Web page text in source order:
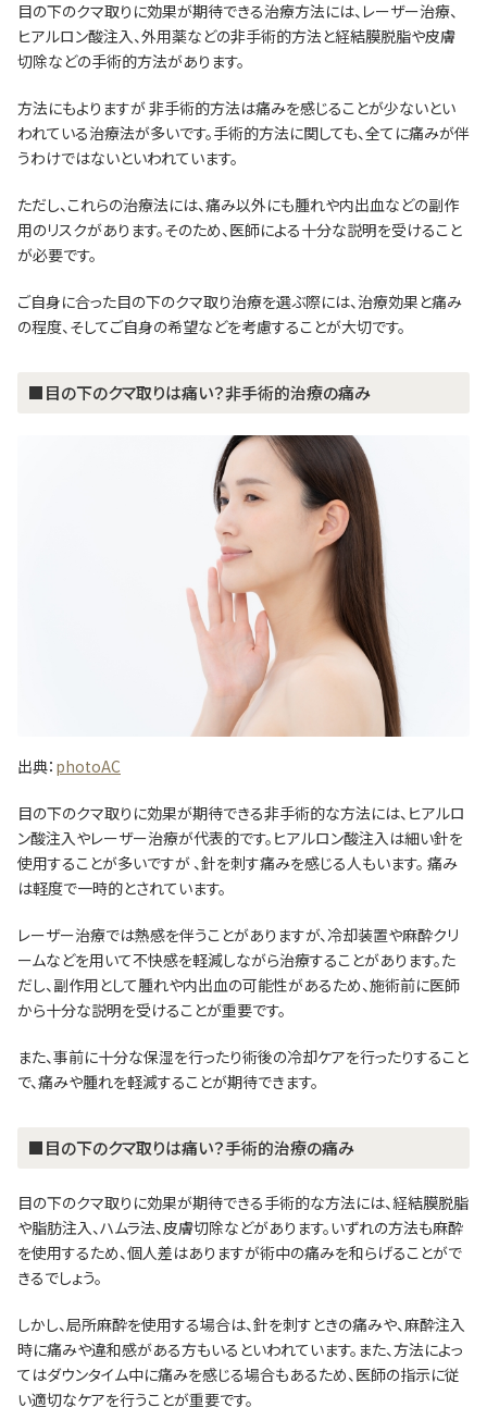
目の下のクマ取りに効果が期待できる治療方法には、レーザー治療、
ヒアルロン酸注入、外用薬などの非手術的方法と経結膜脱脂や皮膚
切除などの手術的方法があります。
方法にもよりますが 非手術的方法は痛みを感じることが少ないとい
われている治療法が多いです。手術的方法に関しても、全てに痛みが伴
うわけではないといわれています。
ただし、これらの治療法には、痛み以外にも腫れや内出血などの副作
用のリスクがあります。そのため、医師による十分な説明を受けること
が必要です。
ご自身に合った目の下のクマ取り治療を選ぶ際には、治療効果と痛み
の程度、そしてご自身の希望などを考慮することが大切です。
■目の下のクマ取りは痛い？非手術的治療の痛み
出典： photoAC
目の下のクマ取りに効果が期待できる非手術的な方法には、ヒアルロ
ン酸注入やレーザー治療が代表的です。ヒアルロン酸注入は細い針を
使用することが多いですが 、針を刺す痛みを感じる人もいます。 痛み
は軽度で一時的とされています。
レーザー治療では熱感を伴うことがありますが、冷却装置や麻酔クリ
ームなどを用いて不快感を軽減しながら治療することがあります。た
だし、副作用として腫れや内出血の可能性があるため、施術前に医師
から十分な説明を受けることが重要です。
また、事前に十分な保湿を行ったり術後の冷却ケアを行ったりすること
で、痛みや腫れを軽減することが期待できます。
■目の下のクマ取りは痛い？手術的治療の痛み
目の下のクマ取りに効果が期待できる手術的な方法には、経結膜脱脂
や脂肪注入、ハムラ法、皮膚切除などがあります。いずれの方法も麻酔
を使用するため、個人差はありますが術中の痛みを和らげることがで
きるでしょう。
しかし、局所麻酔を使用する場合は、針を刺すときの痛みや、麻酔注入
時に痛みや違和感がある方もいるといわれています。また、方法によっ
てはダウンタイム中に痛みを感じる場合もあるため、医師の指示に従
い適切なケアを行うことが重要です。